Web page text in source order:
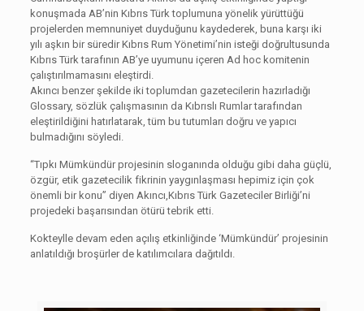
konuşmada AB’nin Kıbrıs Türk toplumuna yönelik yürüttüğü
projelerden memnuniyet duyduğunu kaydederek, buna karşı iki
yılı aşkın bir süredir Kıbrıs Rum Yönetimi’nin isteği doğrultusunda
Kıbrıs Türk tarafının AB’ye uyumunu içeren Ad hoc komitenin
çalıştırılmamasını eleştirdi.
Akıncı benzer şekilde iki toplumdan gazetecilerin hazırladığı
Glossary, sözlük çalışmasının da Kıbrıslı Rumlar tarafından
eleştirildiğini hatırlatarak, tüm bu tutumları doğru ve yapıcı
bulmadığını söyledi.
“Tıpkı Mümkündür projesinin sloganında olduğu gibi daha güçlü,
özgür, etik gazetecilik fikrinin yaygınlaşması hepimiz için çok
önemli bir konu” diyen Akıncı,Kıbrıs Türk Gazeteciler Birliği’ni
projedeki başarısından ötürü tebrik etti.
Kokteylle devam eden açılış etkinliğinde ‘Mümkündür’ projesinin
anlatıldığı broşürler de katılımcılara dağıtıldı.